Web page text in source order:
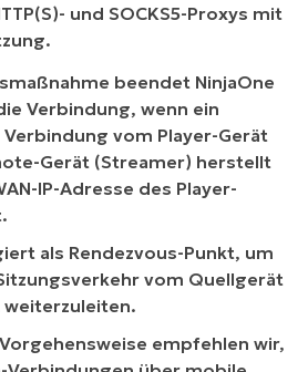
und SOCKS5-Proxys mit
beendet NinjaOne
Verbindung, wenn ein
Verbindung vom Player-Gerät
Gerät (Streamer) herstellt
IP-Adresse des Player-
als Rendezvous-Punkt, um
vom Quellgerät
weiterzuleiten.
empfehlen wir,